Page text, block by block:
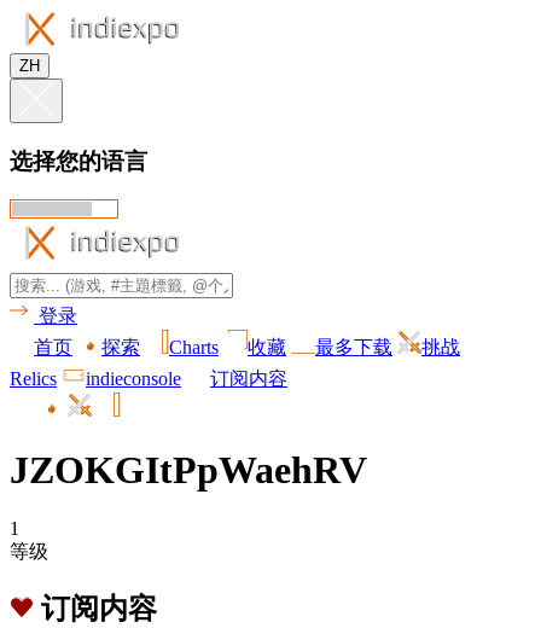
ZH
选择您的语言
登录
首页
探索 Charts 收藏 最多下载
挑战
Relics
indieconsole 订阅内容
JZOKGItPpWaehRV
1
等级
订阅内容